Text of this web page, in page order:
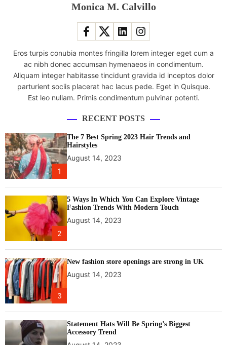
Monica M. Calvillo
Eros turpis conubia montes fringilla lorem integer eget cum a
ac nibh donec accumsan hymenaeos in condimentum.
Aliquam integer habitasse tincidunt gravida id inceptos dolor
parturient sociis placerat hac lacus pede. Eget in Quisque.
Est leo nullam. Primis condimentum pulvinar potenti.
RECENT POSTS
1
The 7 Best Spring 2023 Hair Trends and
Hairstyles
August 14, 2023
2
5 Ways In Which You Can Explore Vintage
Fashion Trends With Modern Touch
August 14, 2023
3
New fashion store openings are strong in UK
August 14, 2023
Statement Hats Will Be Spring’s Biggest
Accessory Trend